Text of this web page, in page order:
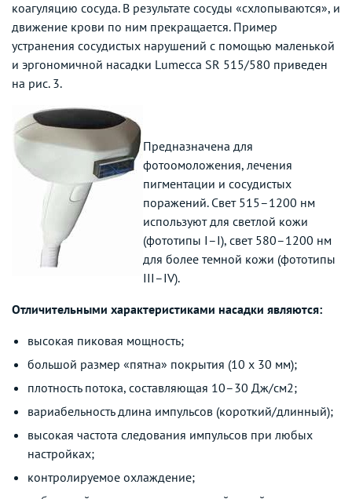
коагуляцию сосуда. В результате сосуды «схлопываются», и
движение крови по ним прекращается. Пример
устранения сосудистых нарушений с помощью маленькой
и эргономичной насадки Lumecca SR 515/580 приведен
на рис. 3.
Предназначена для
фотоомоложения, лечения
пигментации и сосудистых
поражений. Свет 515–1200 нм
используют для светлой кожи
(фототипы I–I), свет 580–1200 нм
для более темной кожи (фототипы
III–IV).
Отличительными характеристиками насадки являются:
высокая пиковая мощность;
большой размер «пятна» покрытия (10 x 30 мм);
плотность потока, составляющая 10–30 Дж/см2;
вариабельность длина импульсов (короткий/длинный);
высокая частота следования импульсов при любых
настройках;
контролируемое охлаждение;